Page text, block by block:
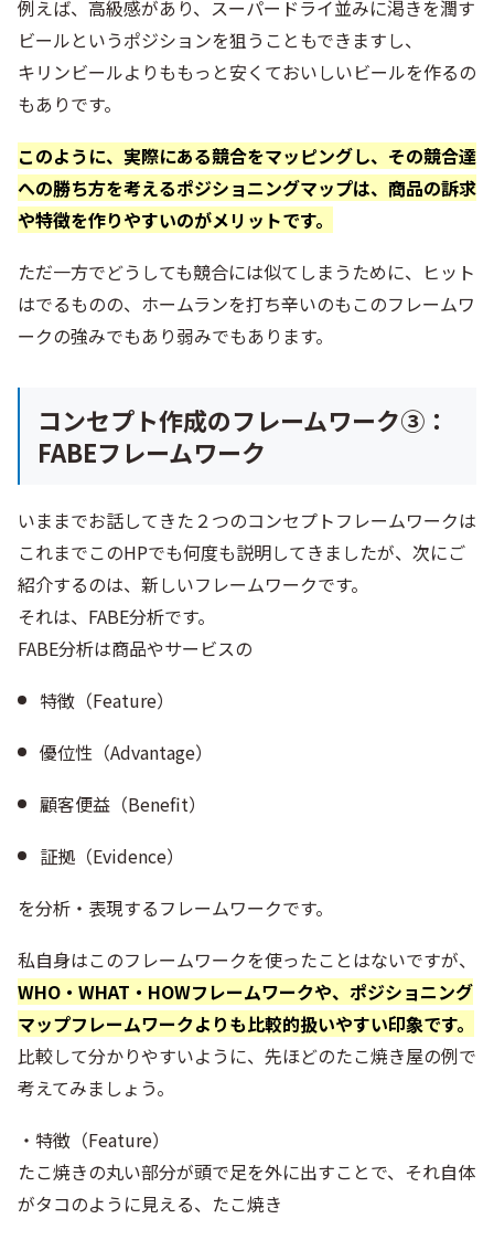
例えば、高級感があり、スーパードライ並みに渇きを潤す
ビールというポジションを狙うこともできますし、
キリンビールよりももっと安くておいしいビールを作るの
もありです。
このように、実際にある競合をマッピングし、その競合達
への勝ち方を考えるポジショニングマップは、商品の訴求
や特徴を作りやすいのがメリットです。
ただ一方でどうしても競合には似てしまうために、ヒット
はでるものの、ホームランを打ち辛いのもこのフレームワ
ークの強みでもあり弱みでもあります。
コンセプト作成のフレームワーク③：
FABEフレームワーク
いままでお話してきた２つのコンセプトフレームワークは
これまでこのHPでも何度も説明してきましたが、次にご
紹介するのは、新しいフレームワークです。
それは、FABE分析です。
FABE分析は商品やサービスの
特徴（Feature）
優位性（Advantage）
顧客便益（Benefit）
証拠（Evidence）
を分析・表現するフレームワークです。
私自身はこのフレームワークを使ったことはないですが、
WHO・WHAT・HOWフレームワークや、ポジショニング
マップフレームワークよりも比較的扱いやすい印象です。
比較して分かりやすいように、先ほどのたこ焼き屋の例で
考えてみましょう。
・特徴（Feature）
たこ焼きの丸い部分が頭で足を外に出すことで、それ自体
がタコのように見える、たこ焼き